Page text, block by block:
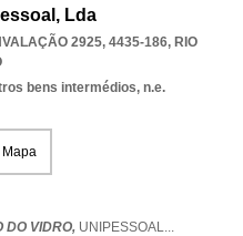
Lda
2925, 4435-186, RIO
bens intermédios, n.e.
Mapa
DO VIDRO, UNIPESSOAL...